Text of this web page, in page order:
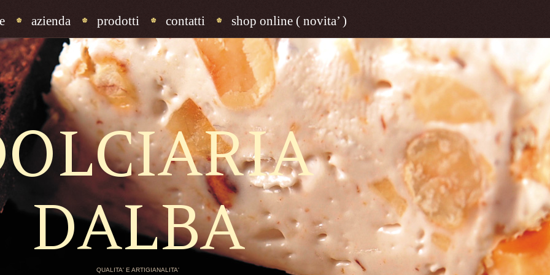
azienda prodotti contatti shop online ( novita’ )
DALBA
QUALITA' E ARTIGIANALITA'